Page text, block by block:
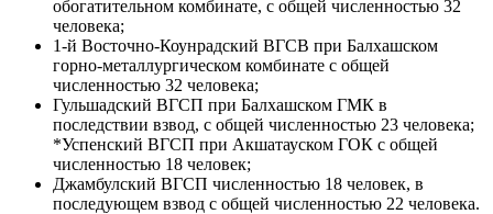
обогатительном комбинате, с общей численностью 32
человека;
1-й Восточно-Коунрадский ВГСВ при Балхашском
горно-металлургическом комбинате с общей
численностью 32 человека;
Гульшадский ВГСП при Балхашском ГМК в
последствии взвод, с общей численностью 23 человека;
*Успенский ВГСП при Акшатауском ГОК с общей
численностью 18 человек;
Джамбулский ВГСП численностью 18 человек, в
последующем взвод с общей численностью 22 человека.